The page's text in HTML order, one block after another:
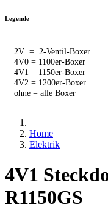
Legende
2V = 2-Ventil-Boxer
4V0 = 1100er-Boxer
4V1 = 1150er-Boxer
4V2 = 1200er-Boxer
ohne = alle Boxer
Home
Elektrik
4V1
R1150GS